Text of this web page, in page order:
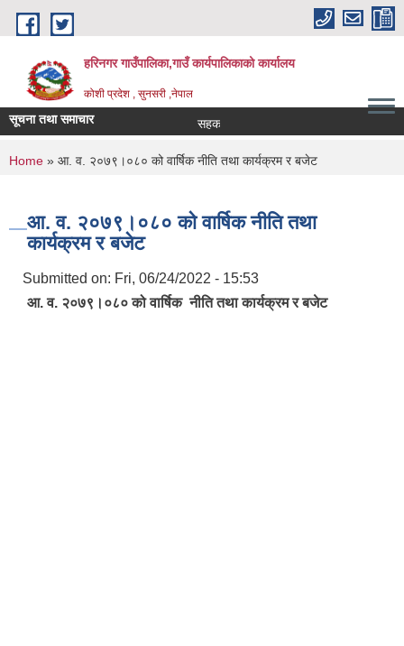
Skip to main content
हरिनगर गाउँपालिका,गाउँ कार्यपालिकाको कार्यालय
कोशी प्रदेश , सुनसरी ,नेपाल
सूचना तथा समाचार सहकारी सम्बन्धी तालिममा सहभआगिता |
You are here
Home » आ. व. २०७९।०८० को वार्षिक नीति तथा कार्यक्रम र बजेट
आ. व. २०७९।०८० को वार्षिक नीति तथा
कार्यक्रम र बजेट
Submitted on: Fri, 06/24/2022 - 15:53
आ. व. २०७९।०८० को वार्षिक नीति तथा कार्यक्रम र बजेट